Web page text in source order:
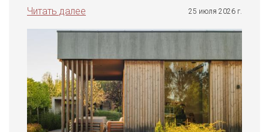
Читать далее
25 июля 2026 г.